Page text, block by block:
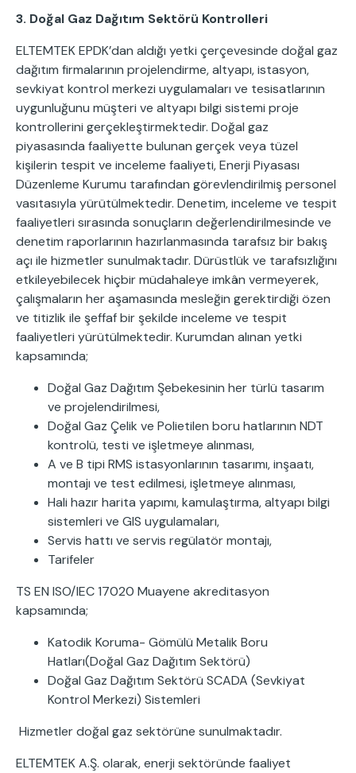
3. Doğal Gaz Dağıtım Sektörü Kontrolleri
ELTEMTEK EPDK’dan aldığı yetki çerçevesinde doğal gaz
dağıtım firmalarının projelendirme, altyapı, istasyon,
sevkiyat kontrol merkezi uygulamaları ve tesisatlarının
uygunluğunu müşteri ve altyapı bilgi sistemi proje
kontrollerini gerçekleştirmektedir. Doğal gaz
piyasasında faaliyette bulunan gerçek veya tüzel
kişilerin tespit ve inceleme faaliyeti, Enerji Piyasası
Düzenleme Kurumu tarafından görevlendirilmiş personel
vasıtasıyla yürütülmektedir. Denetim, inceleme ve tespit
faaliyetleri sırasında sonuçların değerlendirilmesinde ve
denetim raporlarının hazırlanmasında tarafsız bir bakış
açı ile hizmetler sunulmaktadır. Dürüstlük ve tarafsızlığını
etkileyebilecek hiçbir müdahaleye imkân vermeyerek,
çalışmaların her aşamasında mesleğin gerektirdiği özen
ve titizlik ile şeffaf bir şekilde inceleme ve tespit
faaliyetleri yürütülmektedir. Kurumdan alınan yetki
kapsamında;
Doğal Gaz Dağıtım Şebekesinin her türlü tasarım
ve projelendirilmesi,
Doğal Gaz Çelik ve Polietilen boru hatlarının NDT
kontrolü, testi ve işletmeye alınması,
A ve B tipi RMS istasyonlarının tasarımı, inşaatı,
montajı ve test edilmesi, işletmeye alınması,
Hali hazır harita yapımı, kamulaştırma, altyapı bilgi
sistemleri ve GIS uygulamaları,
Servis hattı ve servis regülatör montajı,
Tarifeler
TS EN ISO/IEC 17020 Muayene akreditasyon
kapsamında;
Katodik Koruma- Gömülü Metalik Boru
Hatları(Doğal Gaz Dağıtım Sektörü)
Doğal Gaz Dağıtım Sektörü SCADA (Sevkiyat
Kontrol Merkezi) Sistemleri
Hizmetler doğal gaz sektörüne sunulmaktadır.
ELTEMTEK A.Ş. olarak, enerji sektöründe faaliyet